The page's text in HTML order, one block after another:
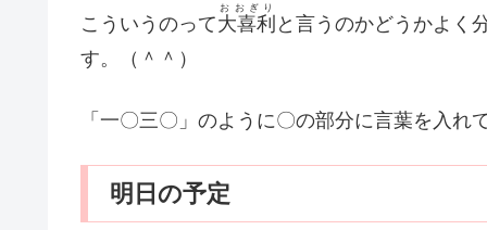
こういうのって大喜利
おおぎり
と言うのかどうかよく
す。（＾＾）
「一〇三〇」のように〇の部分に言葉を入
明日の予定